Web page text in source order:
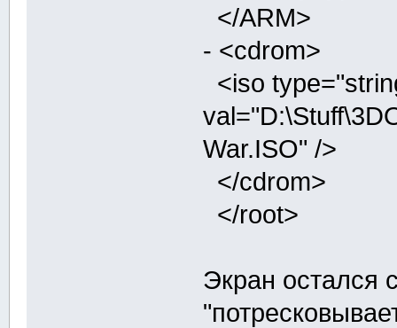
</ARM>
- <cdrom>
<iso
War.ISO" />
</cdrom>
</root>
Экран остался